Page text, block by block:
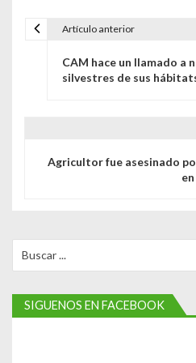
i
ó
n
Artículo anterior
CAM hace un llamado a
silvestres de sus
Agricultor fue asesinado
for:
SIGUENOS EN FACEBOOK